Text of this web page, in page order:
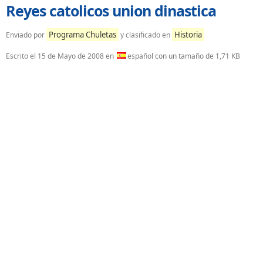
Reyes catolicos union dinastica
Enviado por Programa Chuletas y clasificado en Historia
Escrito el 15 de Mayo de 2008en español con un tamaño de 1,71 KB